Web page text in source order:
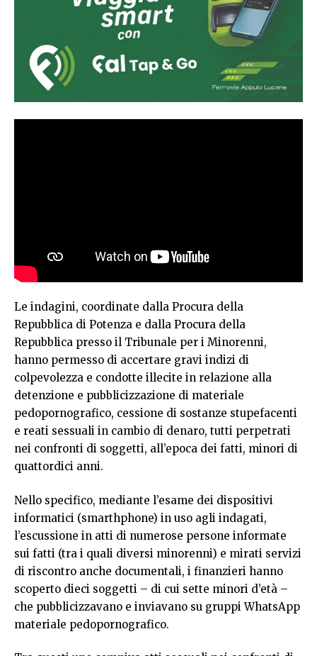
Le indagini, coordinate dalla Procura della
Repubblica di Potenza e dalla Procura della
Repubblica presso il Tribunale per i Minorenni,
hanno permesso di accertare gravi indizi di
colpevolezza e condotte illecite in relazione alla
detenzione e pubblicizzazione di materiale
pedopornografico, cessione di sostanze stupefacenti
e reati sessuali in cambio di denaro, tutti perpetrati
nei confronti di soggetti, all’epoca dei fatti, minori di
quattordici anni.
Nello specifico, mediante l’esame dei dispositivi
informatici (smarthphone) in uso agli indagati,
l’escussione in atti di numerose persone informate
sui fatti (tra i quali diversi minorenni) e mirati servizi
di riscontro anche documentali, i finanzieri hanno
scoperto dieci soggetti – di cui sette minori d’età –
che pubblicizzavano e inviavano su gruppi WhatsApp
materiale pedopornografico.